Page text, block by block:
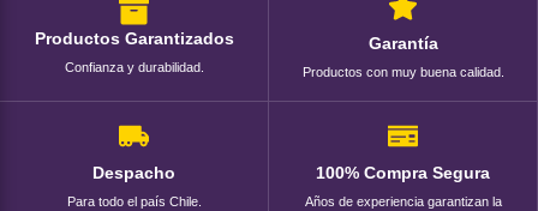
Productos Garantizados
Confianza y durabilidad.
Garantía
Productos con muy buena calidad.
Despacho
Para todo el país Chile.
100% Compra Segura
Años de experiencia garantizan la